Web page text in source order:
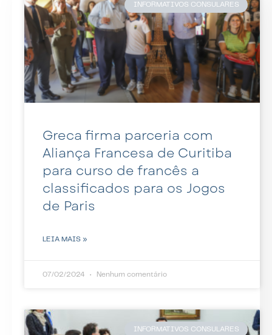
INFORMATIVOS CONSULARES
Greca firma parceria com
Aliança Francesa de Curitiba
para curso de francês a
classificados para os Jogos
de Paris
LEIA MAIS »
07/02/2024 Nenhum comentário
INFORMATIVOS CONSULARES